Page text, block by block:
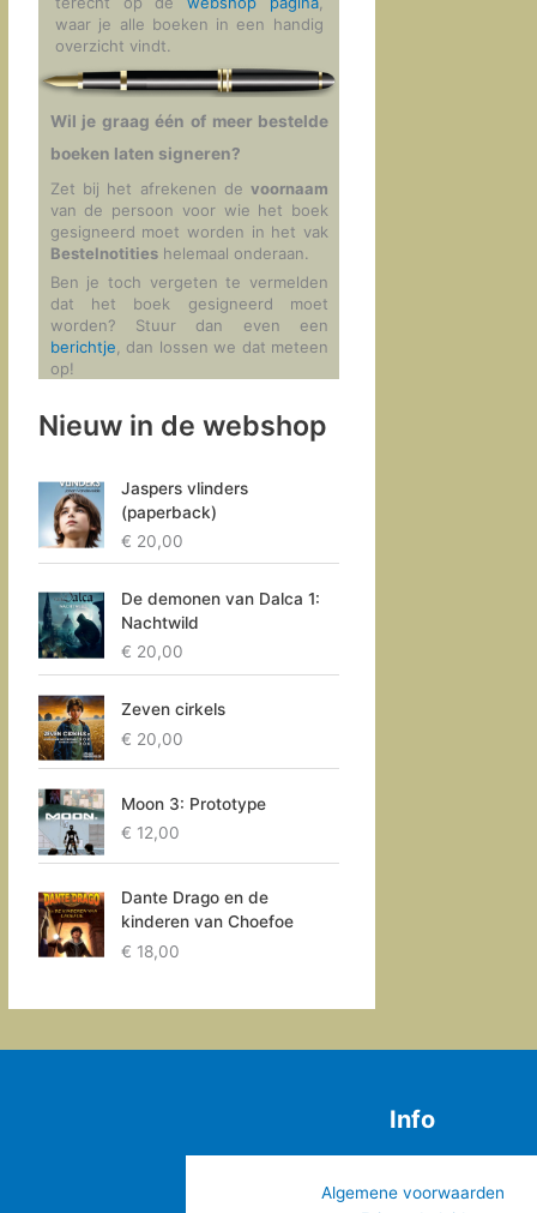
waar je alle boeken in een handig
overzicht vindt.
Wil je graag één of meer bestelde
boeken laten signeren?
Zet bij het afrekenen devoornaam
van de persoon voor wie het boek
gesigneerd moet worden in het vak
Bestelnotitieshelemaal onderaan.
Ben je toch vergeten te vermelden
dat het boek gesigneerd moet
worden? Stuur dan even een
berichtje , dan lossen we dat meteen
op!
Nieuw in de webshop
Jaspers vlinders
(paperback)
€ 20,00
De demonen van Dalca 1:
Nachtwild
€ 20,00
Zeven cirkels
€ 20,00
Moon 3: Prototype
€ 12,00
Dante Drago en de
kinderen van Choefoe
€ 18,00
Info
Algemene voorwaarden